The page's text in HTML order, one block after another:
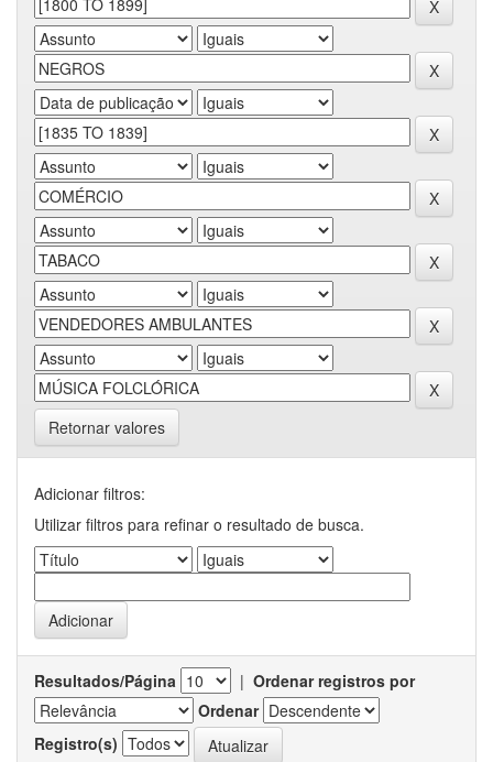
Retornar valores
Adicionar filtros:
Utilizar filtros para refinar o resultado de busca.
Resultados/Página | Ordenar registros por
Ordenar
Registro(s)